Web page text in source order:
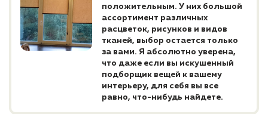
положительным. У них большой
ассортимент различных
расцветок, рисунков и видов
тканей, выбор остается только
за вами. Я абсолютно уверена,
что даже если вы искушенный
подборщик вещей к вашему
интерьеру, для себя вы все
равно, что-нибудь найдете.